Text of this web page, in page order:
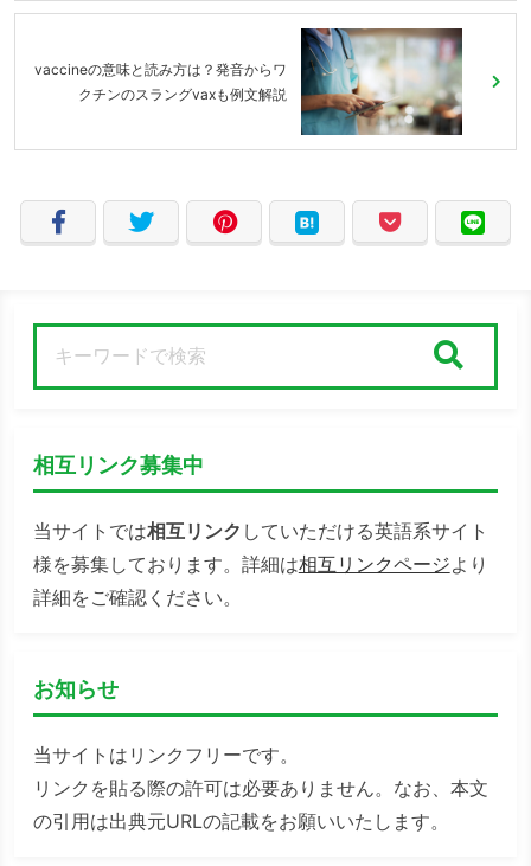
vaccineの意味と読み方は？発音からワ
クチンのスラングvaxも例文解説
相互リンク募集中
当サイトでは相互リンク していただける英語系サイト
様を募集しております。詳細は相互リンクページより
詳細をご確認ください。
お知らせ
当サイトはリンクフリーです。
リンクを貼る際の許可は必要ありません。なお、本文
の引用は出典元URLの記載をお願いいたします。